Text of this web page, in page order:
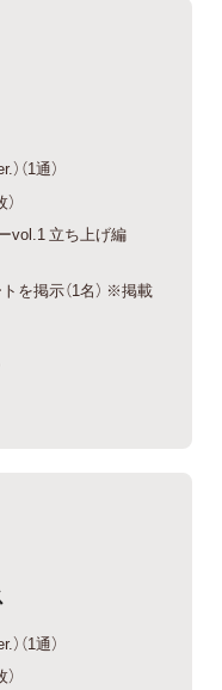
（1通）
vol.1 立ち上げ編
を掲示（1名） ※掲載
（1通）